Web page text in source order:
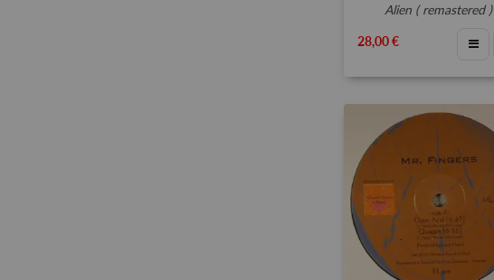
alien ( remastered )
28,00 €